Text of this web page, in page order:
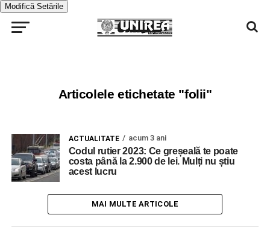
Modifică Setările
Articolele etichetate "folii"
ACTUALITATE acum 3 ani
Codul rutier 2023: Ce greșeală te poate
costa până la 2.900 de lei. Mulți nu știu
acest lucru
MAI MULTE ARTICOLE